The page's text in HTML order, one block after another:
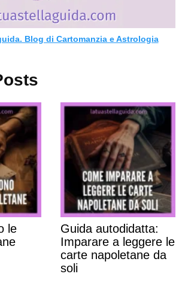
Blog di Cartomanzia e Astrologia
le
Guida autodidatta:
Imparare a leggere le
carte napoletane da
soli